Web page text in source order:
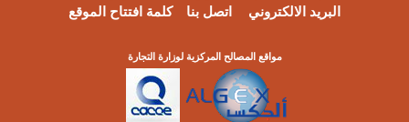
البريد الالكتروني
اتصل بنا كلمة افتتاح الموقع
مواقع المصالح المركزية لوزارة التجارة